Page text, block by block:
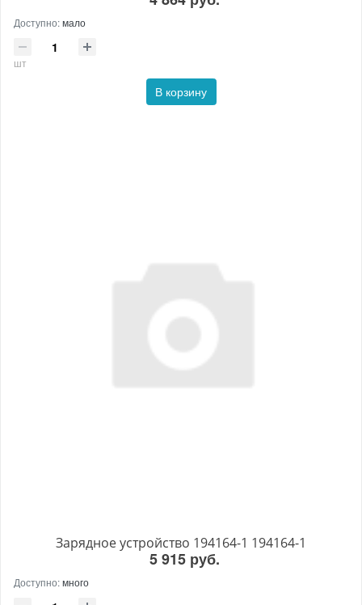
Доступно:мало
шт
В корзину
Зарядное устройство 194164-1 194164-1
5 915 руб.
Доступно:много